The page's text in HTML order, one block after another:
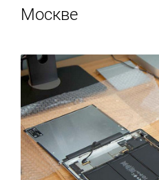
убедится в полном
может выполняться как
бесплатна.
Москве